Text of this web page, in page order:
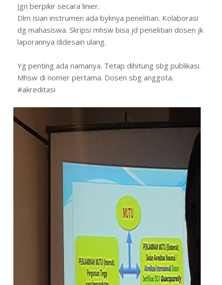
Jgn berpikir secara linier.
Dlm isian instrumen ada byknya penelitian. Kolaborasi
dg mahasiswa. Skripsi mhsw bisa jd penelitian dosen jk
laporannya didesain ulang.
Yg penting ada namanya. Tetap dihitung sbg publikasi.
Mhsw di nomer pertama. Dosen sbg anggota.
#akreditasi